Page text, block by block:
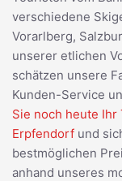
verschiedene
Vorarlberg,
unserer etlichen
schätzen unsere
Kunden-Service
Sie noch heute Ihr
Erpfendorf und
bestmöglichen
anhand unseres